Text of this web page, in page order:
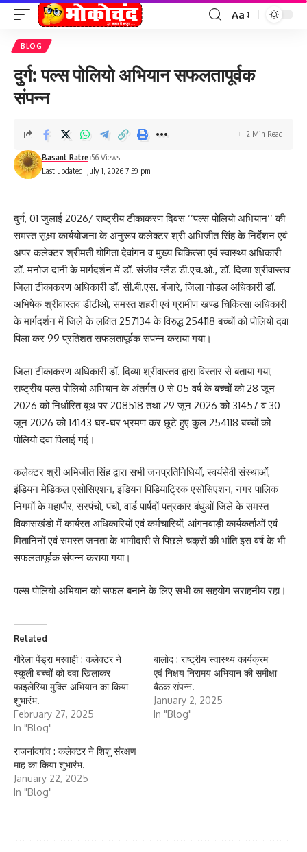
Font
Aa
BLOG
दुर्ग: पल्स पोलियो अभियान सफलतापूर्वक
संपन्न
Last updated: July 1, 2026 7:59 pm
Basant Ratre 56 Views
2 Min Read
दुर्ग, 01 जुलाई 2026/ राष्ट्रीय टीकाकरण दिवस ‘‘पल्स पोलियो अभियान‘‘ की
समस्त सूक्ष्म कार्ययोजना के अनुरूप कलेक्टर श्री अभिजीत सिंह के निर्देशन एवं
अपर कलेक्टर श्रीमती योगिता देवांगन व मुख्य चिकित्सा एवं स्वास्थ्य अधिकारी
डॉ. मनोज दानी के मार्गदर्शन में डॉ. संजीव ग्लैड डी.एच.ओ., डॉ. दिव्या श्रीवास्तव
जिला टीकाकरण अधिकारी डॉ. सी.बी.एस. बंजारे, जिला नोडल अधिकारी डॉ.
अभिषेक श्रीवास्तव डीटीओ, समस्त शहरी एवं ग्रामीण खण्ड चिकित्सा अधिकारी
के मार्गदर्शन में जिले के लक्षित 257134 के विरुद्ध 254118 बच्चों को पोलियो दवा
पिला कर 99 प्रतिशत सफलतापूर्वक संपन्न कराया गया।
जिला टीकाकरण अधिकारी डॉ. दिव्या श्रीवास्तव द्वारा विस्तार से बताया गया,
राष्ट्रीय पल्स पोलियो अभियान के अंतर्गत 0 से 05 वर्ष के बच्चों को 28 जून
2026 को निर्धारित बूथ पर 208518 तथा 29 जून 2026 को 31457 व 30
जून 2026 को 14143 घर-घर भ्रमण कर छूटे हुए कुल 254118 बच्चों को
पोलियो दवा पिलाई गई।
कलेक्टर श्री अभिजीत सिंह द्वारा सभी जनप्रतिनिधियों, स्वयंसेवी संस्थाओं,
इंडियन मेडिकल एसोसिएशन, इंडियन पिडियाट्रिक एसोसिएशन, नगर पालिक
निगमों के महापौर, सरपंचों, पंचों, वार्ड पार्षदों पत्रकार बंधुओं जिले के समस्त
विकासखंडो में कार्यरत अधिकारियों एवं कर्मचारियों, आंगनवाड़ी कार्यकर्ताओं एवं
मितानिनों एवं समस्त जनता के भागीदारी से पिछले चक्रों की भांति इस वर्ष के भी
सफलतापूर्वक संपन्न कराया गया।
पल्स पोलियो अभियान को सफल बनाने के लिए सभी का सहयोग सराहनीय रहा।
Related
गौरेला पेंड्रा मरवाही : कलेक्टर ने
स्कूली बच्चों को दवा खिलाकर
फाइलेरिया मुक्ति अभियान का किया
शुभारंभ.
February 27, 2025
In "Blog"
बालोद : राष्ट्रीय स्वास्थ्य कार्यक्रम
एवं निक्षय निरामय अभियान की समीक्षा
बैठक संपन्न.
January 2, 2025
In "Blog"
राजनांदगांव : कलेक्टर ने शिशु संरक्षण
माह का किया शुभारंभ.
January 22, 2025
In "Blog"